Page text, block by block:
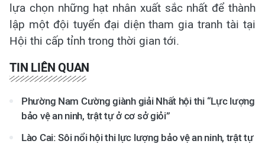
lựa chọn những hạt nhân xuất sắc nhất để thành
lập một đội tuyển đại diện tham gia tranh tài tại
Hội thi cấp tỉnh trong thời gian tới.
TIN LIÊN QUAN
Phường Nam Cường giành giải Nhất hội thi “Lực lượng
bảo vệ an ninh, trật tự ở cơ sở giỏi”
Lào Cai: Sôi nổi hội thi lực lượng bảo vệ an ninh, trật tự